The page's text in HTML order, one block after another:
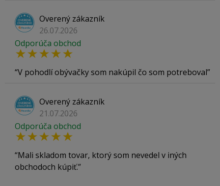
Overený zákazník
26.07.2026
Odporúča obchod
V pohodlí obývačky som nakúpil čo som potreboval
Overený zákazník
21.07.2026
Odporúča obchod
Mali skladom tovar, ktorý som nevedel v iných
obchodoch kúpiť.